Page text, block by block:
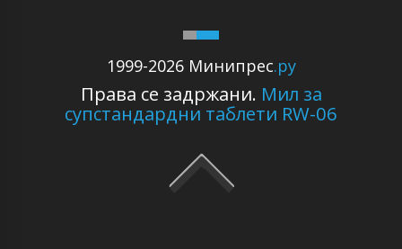
1999-2026 Минипрес.ру
Права се задржани. Мил за
супстандардни таблети RW-06